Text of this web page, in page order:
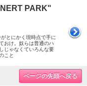
PARK"
とにかく現時点で手に
おけ。奴らは普通のハ
じゃなくていろんな要
こと
ページの先頭へ戻る